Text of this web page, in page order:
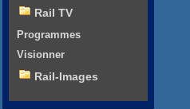
Rail TV
Programmes
Visionner
Rail-Images